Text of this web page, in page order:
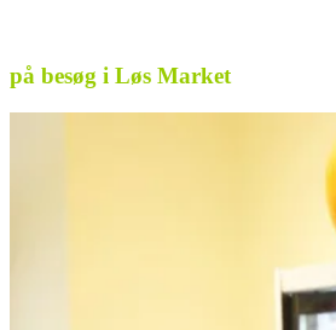
på besøg i Løs Market